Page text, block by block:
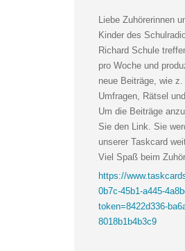
Liebe Zuhörerinnen
Kinder des
Richard Schule
pro Woche und
neue Beiträge, wie
Umfragen, Rätsel
Um die Beiträge
Sie den Link. Sie
unserer Taskcard
Viel Spaß beim
https://
0b7c-45b1-a445-
token=8422d336-
8018b1b4b3c9